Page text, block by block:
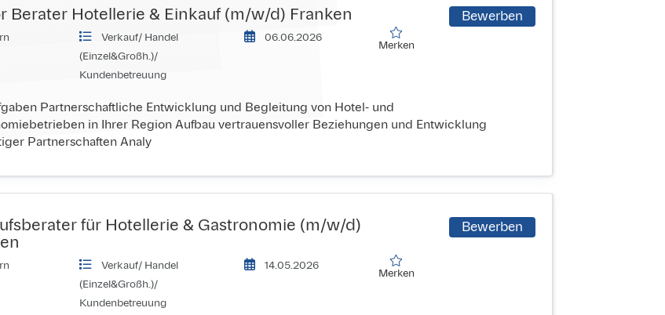
Berater Hotellerie & Einkauf (m/w/d) Franken
Verkauf/ Handel
(Einzel&Großh.)/
Kundenbetreuung
06.06.2026
Merken
Merken
Bewerben
Partnerschaftliche Entwicklung und Begleitung von Hotel- und
in Ihrer Region Aufbau vertrauensvoller Beziehungen und Entwicklung
Partnerschaften Analy
für Hotellerie & Gastronomie (m/w/d)
Verkauf/ Handel
(Einzel&Großh.)/
Kundenbetreuung
14.05.2026
Merken
Merken
Bewerben